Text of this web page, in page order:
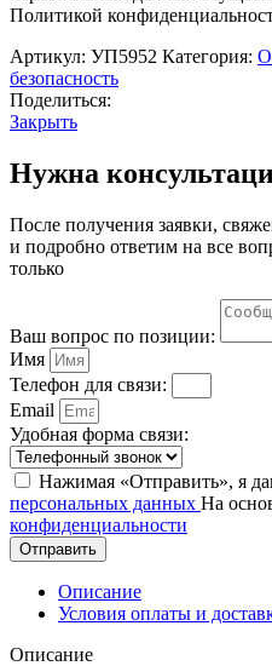
Политикой
Артикул: УП5952 Категория:
безопасность
Поделиться:
Закрыть
Нужна
После получения заявки,
и подробно ответим на все
только
Ваш вопрос по позиции:
Имя
Телефон для связи:
Email
Удобная форма связи:
Нажимая «Отправить», я
персональных данных На
конфиденциальности
Отправить
Описание
Условия оплаты и
Описание